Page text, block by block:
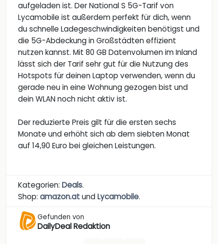
aufgeladen ist. Der National S 5G-Tarif von
Lycamobile ist außerdem perfekt für dich, wenn
du schnelle Ladegeschwindigkeiten benötigst und
die 5G-Abdeckung in Großstädten effizient
nutzen kannst. Mit 80 GB Datenvolumen im Inland
lässt sich der Tarif sehr gut für die Nutzung des
Hotspots für deinen Laptop verwenden, wenn du
gerade neu in eine Wohnung gezogen bist und
dein WLAN noch nicht aktiv ist.
Der reduzierte Preis gilt für die ersten sechs
Monate und erhöht sich ab dem siebten Monat
auf 14,90 Euro bei gleichen Leistungen.
Kategorien: Deals.
Shop: amazon.atundLycamobile.
Gefunden von
DailyDeal Redaktion